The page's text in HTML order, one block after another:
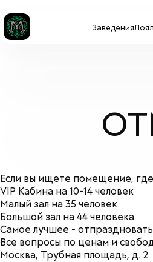
Заведения
Если вы ищете помещение,
VIP Кабина на 10-14 человек
Малый зал на 35 человек
Большой зал на 44 человека
Самое лучшее -
Все вопросы по ценам и
Москва, Трубная площадь, д. 2